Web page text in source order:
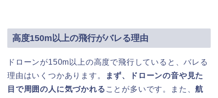
高度150m以上の飛行がバレる理由
ドローンが150m以上の高度で飛行していると、バレる
理由はいくつかあります。
まず、ドローンの音や見た
目で周囲の人に気づかれる ことが多いです。また、航